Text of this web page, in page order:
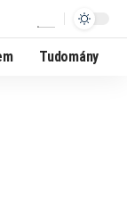
Tudomány